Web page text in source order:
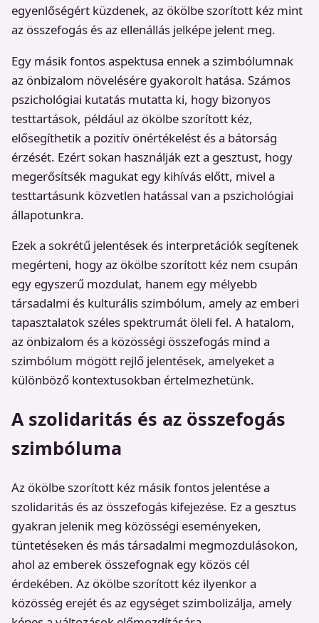
egyenlőségért küzdenek, az ökölbe szorított kéz mint
az összefogás és az ellenállás jelképe jelent meg.
Egy másik fontos aspektusa ennek a szimbólumnak
az önbizalom növelésére gyakorolt hatása. Számos
pszichológiai kutatás mutatta ki, hogy bizonyos
testtartások, például az ökölbe szorított kéz,
elősegíthetik a pozitív önértékelést és a bátorság
érzését. Ezért sokan használják ezt a gesztust, hogy
megerősítsék magukat egy kihívás előtt, mivel a
testtartásunk közvetlen hatással van a pszichológiai
állapotunkra.
Ezek a sokrétű jelentések és interpretációk segítenek
megérteni, hogy az ökölbe szorított kéz nem csupán
egy egyszerű mozdulat, hanem egy mélyebb
társadalmi és kulturális szimbólum, amely az emberi
tapasztalatok széles spektrumát öleli fel. A hatalom,
az önbizalom és a közösségi összefogás mind a
szimbólum mögött rejlő jelentések, amelyeket a
különböző kontextusokban értelmezhetünk.
A szolidaritás és az összefogás
szimbóluma
Az ökölbe szorított kéz másik fontos jelentése a
szolidaritás és az összefogás kifejezése. Ez a gesztus
gyakran jelenik meg közösségi eseményeken,
tüntetéseken és más társadalmi megmozdulásokon,
ahol az emberek összefognak egy közös cél
érdekében. Az ökölbe szorított kéz ilyenkor a
közösség erejét és az egységet szimbolizálja, amely